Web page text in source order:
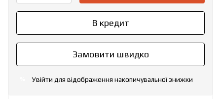
В кредит
Замовити швидко
Увійти для відображення накопичувальної знижки